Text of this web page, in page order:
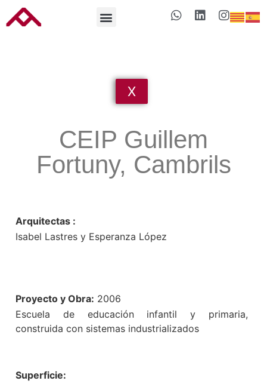
X
CEIP Guillem
Fortuny, Cambrils
Arquitectas :
Isabel Lastres y Esperanza López
Proyecto y Obra: 2006
Escuela de educación infantil y primaria,
construida con sistemas industrializados
Superficie: